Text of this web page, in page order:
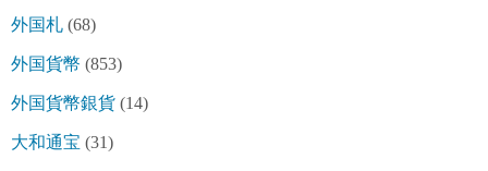
外国札 (68)
外国貨幣 (853)
外国貨幣銀貨 (14)
大和通宝 (31)